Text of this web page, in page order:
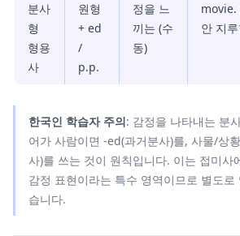
분사
형
형용
사
원형
+ ed
/
p.p.
정을 느
끼는 (수
동)
movie.
안 지
한국인 학습자 주의: 감정을 나타내는 분
어가 사람이면 -ed(과거분사)를, 사물/상
사)를 쓰는 것이 원칙입니다. 이는 접미사
감정 표현이라는 특수 영역이므로 별도로
습니다.